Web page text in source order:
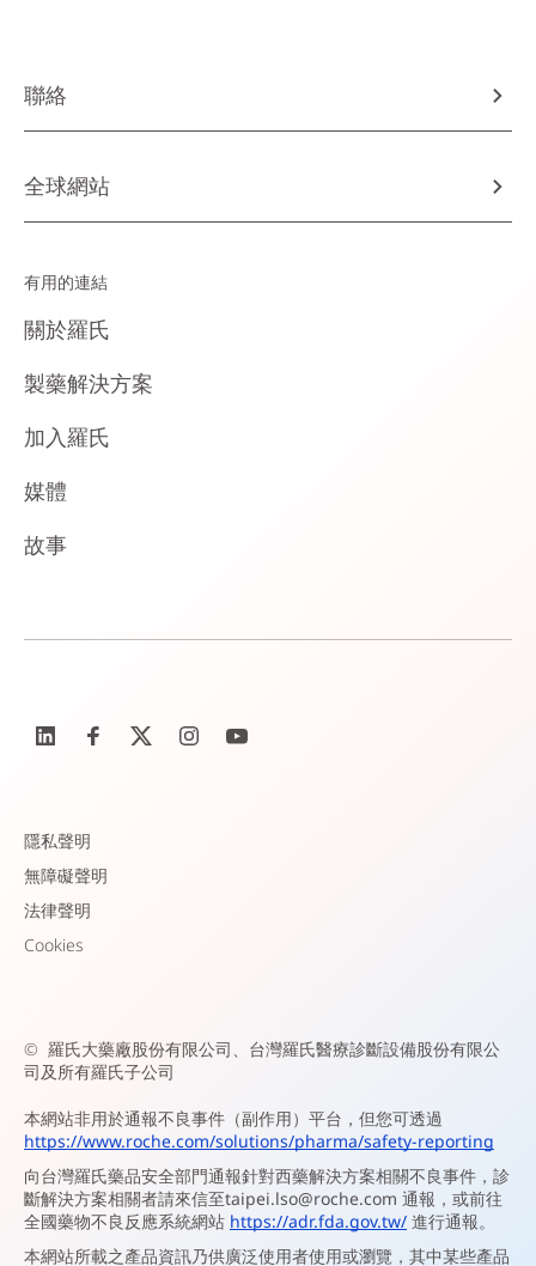
聯絡
全球網站
有用的連結
關於羅氏
製藥解決方案
加入羅氏
媒體
故事
隱私聲明
無障礙聲明
法律聲明
Cookies
© 羅氏大藥廠股份有限公司、台灣羅氏醫療診斷設備股份有限公
司及所有羅氏子公司
本網站非用於通報不良事件（副作用）平台，但您可透過
https://www.roche.com/solutions/pharma/safety-reporting
向台灣羅氏藥品安全部門通報針對西藥解決方案相關不良事件，診
斷解決方案相關者請來信至taipei.lso@roche.com 通報，或前往
全國藥物不良反應系統網站 https://adr.fda.gov.tw/ 進行通報。
本網站所載之產品資訊乃供廣泛使用者使用或瀏覽，其中某些產品